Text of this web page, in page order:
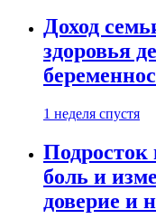
Доход
здоровья
1 неделя спустя
Подросток
боль и
доверие и